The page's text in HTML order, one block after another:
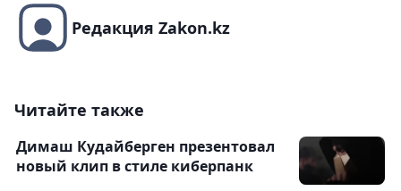
Редакция Zakon.kz
Читайте также
Димаш Кудайберген презентовал
новый клип в стиле киберпанк